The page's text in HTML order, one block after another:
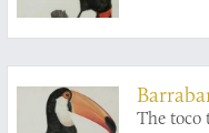
The toco